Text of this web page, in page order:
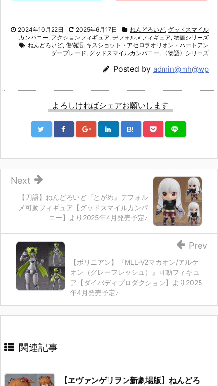
2024年10月22日 2025年6月17日 ねんどろいど, グッドスマイル
カンパニー, アクションフィギュア, デフォルメフィギュア, 物語シリーズ
ねんどろいど, 傷物語, キスショット・アセロラオリオン・ハートアン
ダーブレード, グッドスマイルカンパニー, 〈物語〉シリーズ
Posted by admin@mh@wp
よろしければシェアお願いします
B!
【刀語】ねんどろいど『とがめ』デフォル
メ可動フィギュア【グッドスマイルカンパ
ニー】より2025年4月発売予定♪
Next
【ポリニアン】『MLL-V2マカオン/アルケ
オン（グレーフレッシュ）』可動フィギュ
ア【ダイバディプロダクション】より2025
年4月発売予定♪
Prev
関連記事
【ヱヴァンゲリヲン新劇場版】ねんどろ